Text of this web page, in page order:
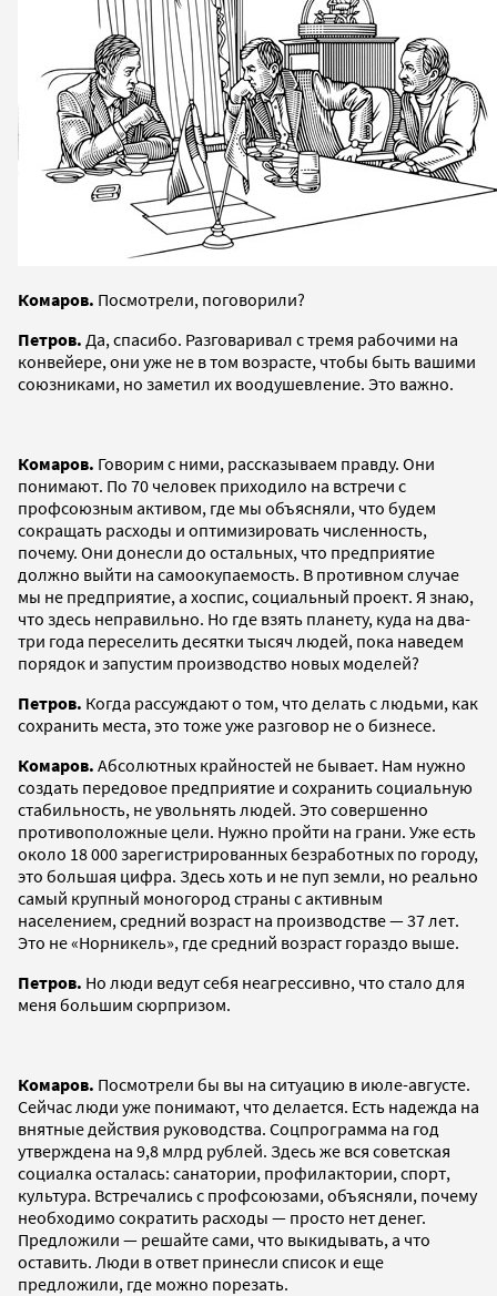
Комаров. Посмотрели, поговорили?
Петров. Да, спасибо. Разговаривал с тремя рабочими на
конвейере, они уже не в том возрасте, чтобы быть вашими
союзниками, но заметил их воодушевление. Это важно.
Комаров. Говорим с ними, рассказываем правду. Они
понимают. По 70 человек приходило на встречи с
профсоюзным активом, где мы объясняли, что будем
сокращать расходы и оптимизировать численность,
почему. Они донесли до остальных, что предприятие
должно выйти на самоокупаемость. В противном случае
мы не предприятие, а хоспис, социальный проект. Я знаю,
что здесь неправильно. Но где взять планету, куда на два-
три года переселить десятки тысяч людей, пока наведем
порядок и запустим производство новых моделей?
Петров. Когда рассуждают о том, что делать с людьми, как
сохранить места, это тоже уже разговор не о бизнесе.
Комаров. Абсолютных крайностей не бывает. Нам нужно
создать передовое предприятие и сохранить социальную
стабильность, не увольнять людей. Это совершенно
противоположные цели. Нужно пройти на грани. Уже есть
около 18 000 зарегистрированных безработных по городу,
это большая цифра. Здесь хоть и не пуп земли, но реально
самый крупный моногород страны с активным
населением, средний возраст на производстве — 37 лет.
Это не «Норникель», где средний возраст гораздо выше.
Петров. Но люди ведут себя неагрессивно, что стало для
меня большим сюрпризом.
Комаров. Посмотрели бы вы на ситуацию в июле-августе.
Сейчас люди уже понимают, что делается. Есть надежда на
внятные действия руководства. Соцпрограмма на год
утверждена на 9,8 млрд рублей. Здесь же вся советская
социалка осталась: санатории, профилактории, спорт,
культура. Встречались с профсоюзами, объясняли, почему
необходимо сократить расходы — просто нет денег.
Предложили — решайте сами, что выкидывать, а что
оставить. Люди в ответ принесли список и еще
предложили, где можно порезать.